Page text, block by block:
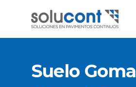
Suelo Goma